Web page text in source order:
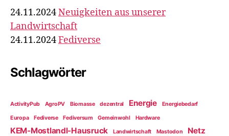
24.11.2024Neuigkeiten aus unserer
Landwirtschaft
24.11.2024Fediverse
Schlagwörter
ActivityPub AgroPV Biomasse dezentral Energie Energiebedarf
Europa Fediverse Fediversum Gemeinwohl Hardware
KEM-Mostlandl-Hausruck Landwirtschaft Mastodon Netz